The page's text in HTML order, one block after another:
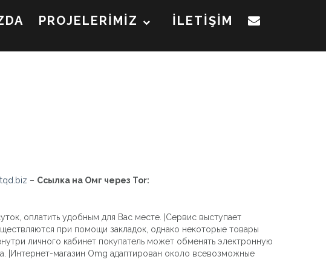
PROJELERİMİZ İLETİŞİM
– Ссылка на Омг через Tor:
оплатить удобным для Вас месте. |Сервис выступает
при помощи закладок, однако некоторые товары
личного кабинет покупатель может обменять электронную
|Интернет-магазин Omg адаптирован около всевозможные